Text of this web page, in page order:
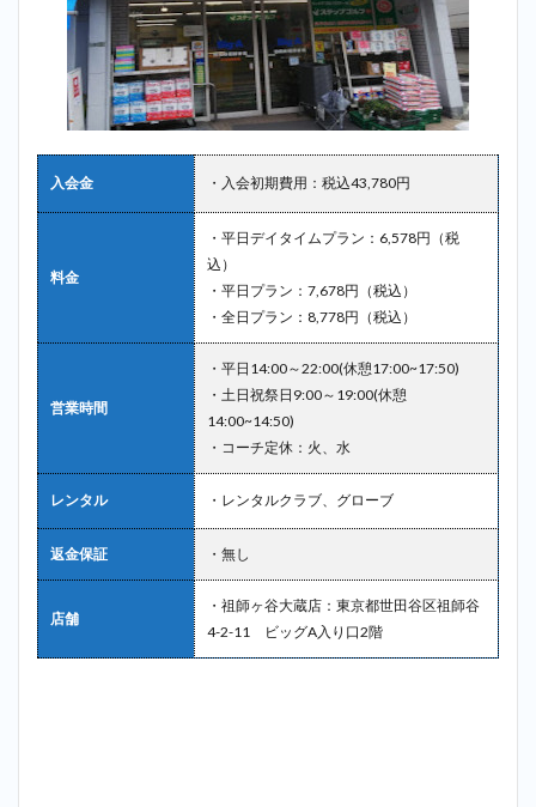
入会金 ・入会初期費用：税込43,780円
料金
・平日デイタイムプラン：6,578円（税
込）
・平日プラン：7,678円（税込）
・全日プラン：8,778円（税込）
営業時間
・平日14:00～22:00(休憩17:00~17:50)
・土日祝祭日9:00～19:00(休憩
14:00~14:50)
・コーチ定休：火、水
レンタル ・レンタルクラブ、グローブ
返金保証 ・無し
店舗
・祖師ヶ谷大蔵店：東京都世田谷区祖師谷
4-2-11 ビッグA入り口2階